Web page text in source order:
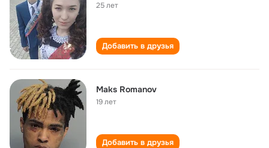
25 лет
Добавить в друзья
Maks Romanov
19 лет
Добавить в друзья